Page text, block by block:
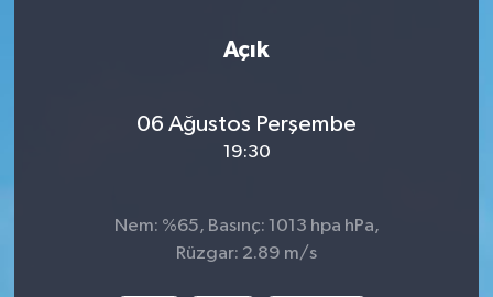
Açık
06 Ağustos Perşembe
19:30
Nem: %65, Basınç: 1013 hpa hPa,
Rüzgar: 2.89 m/s